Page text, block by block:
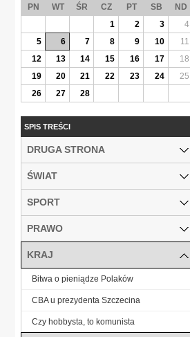
PN WT ŚR CZ PT SB
ND
1
2 3
4
5
6 7 8 9 10
11
12
13 14 15 16 17
18
19
20 21 22 23 24
25
26
27 28
SPIS TREŚCI
DRUGA STRONA
ŚWIAT
SPORT
PRAWO
KRAJ
Bitwa o pieniądze Polaków
CBA u prezydenta Szczecina
Czy hobbysta, to komunista